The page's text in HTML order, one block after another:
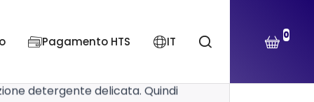
Pagamento HTS IT 0
Per far sì che i tuoi supporti
la durata.
detergente delicata. Quindi